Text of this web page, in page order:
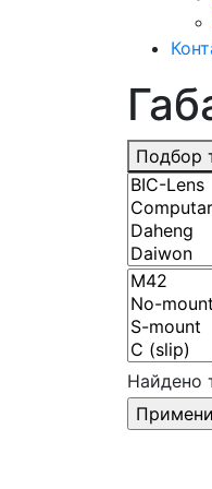
Подбор
Найдено